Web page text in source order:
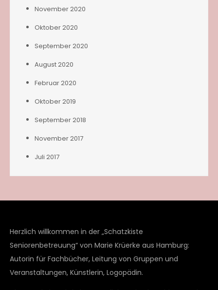
November 2020
Oktober 2020
September 2020
August 2020
Februar 2020
Oktober 2019
September 2018
November 2017
Juli 2017
Herzlich willkommen in der „Schatzkiste
Seniorenbetreuung“ von Marie Krüerke aus Hamburg:
Autorin für Fachbücher, Leitung von Gruppen und
Veranstaltungen, Künstlerin, Logopädin.